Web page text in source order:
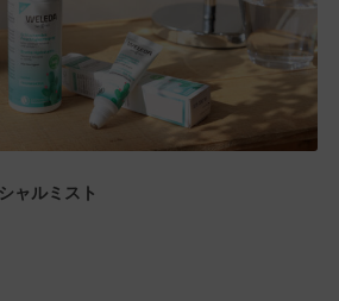
ャルミスト